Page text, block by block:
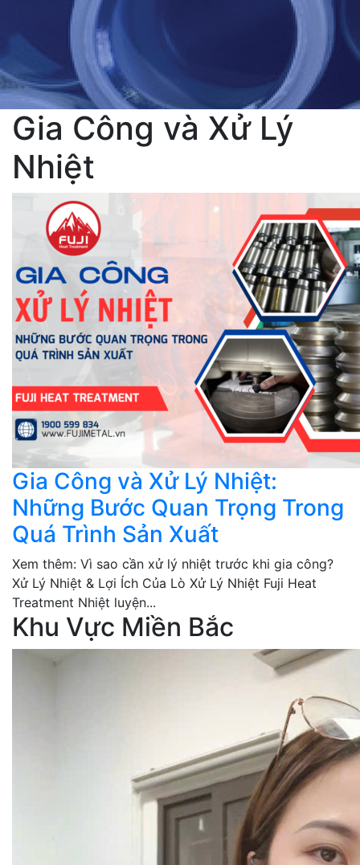
Gia Công và Xử Lý
Nhiệt
Gia Công và Xử Lý Nhiệt:
Những Bước Quan Trọng Trong
Quá Trình Sản Xuất
Xem thêm: Vì sao cần xử lý nhiệt trước khi gia công?
Xử Lý Nhiệt & Lợi Ích Của Lò Xử Lý Nhiệt Fuji Heat
Treatment Nhiệt luyện...
Khu Vực Miền Bắc